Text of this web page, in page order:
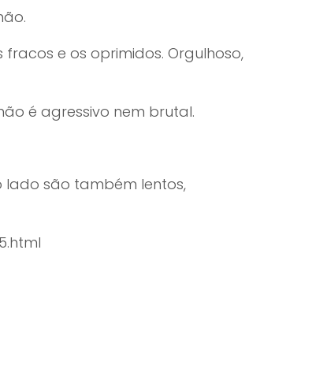
e os oprimidos. Orgulhoso,
é agressivo nem brutal.
lado são também lentos,